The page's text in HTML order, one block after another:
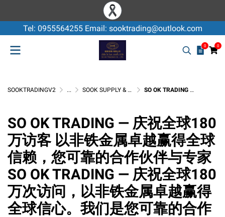
Tel: 0955564255 Email: sooktrading@outlook.com
0 0
SOOKTRADINGV2 ... SOOK SUPPLY & SERVICE SO OK TRADING — 庆祝全球180万访客 以非铁金属卓越赢得全球信赖，您可靠的合作伙伴与专家 SO OK TRADING — 庆祝全球180万次访问，以非铁金属卓越赢得全球信心。我们是您可靠的合作伙伴与专家。
SO OK TRADING — 庆祝全球180
万访客 以非铁金属卓越赢得全球
信赖，您可靠的合作伙伴与专家
SO OK TRADING — 庆祝全球180
万次访问，以非铁金属卓越赢得
全球信心。我们是您可靠的合作